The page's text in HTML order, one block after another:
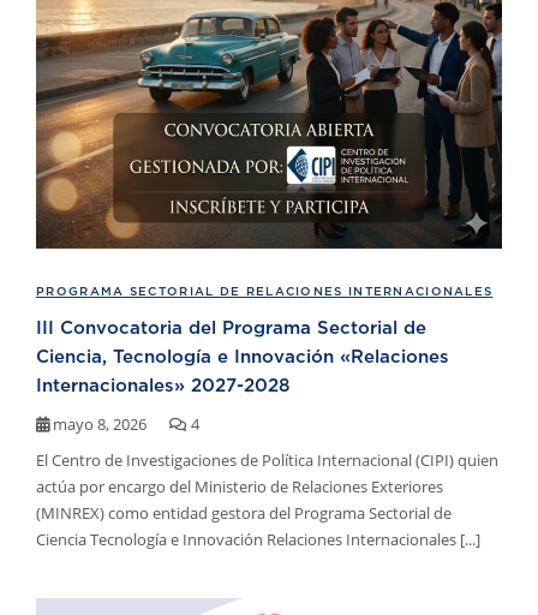
PROGRAMA SECTORIAL DE RELACIONES INTERNACIONALES
III Convocatoria del Programa Sectorial de
Ciencia, Tecnología e Innovación «Relaciones
Internacionales» 2027-2028
mayo 8, 2026
4
El Centro de Investigaciones de Política Internacional (CIPI) quien
actúa por encargo del Ministerio de Relaciones Exteriores
(MINREX) como entidad gestora del Programa Sectorial de
Ciencia Tecnología e Innovación Relaciones Internacionales [...]